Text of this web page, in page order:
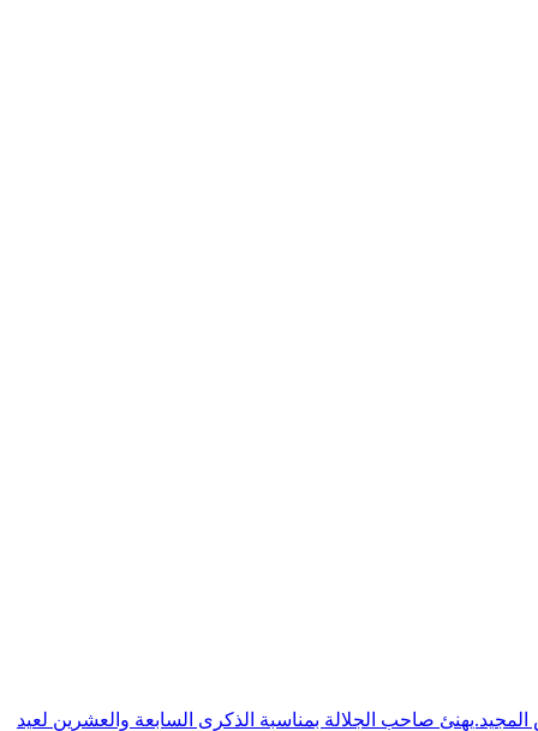
صاحب الجلالة بمناسبة الذكرى السابعة والعشرين لعيد